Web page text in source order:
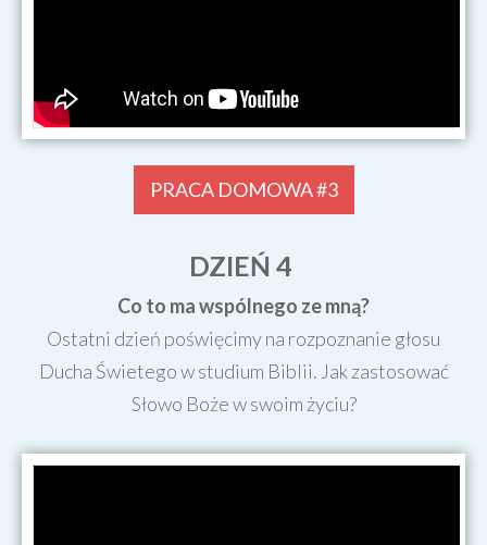
PRACA DOMOWA #3
DZIEŃ 4
Co to ma wspólnego ze mną?
Ostatni dzień poświęcimy na rozpoznanie głosu
Ducha Świetego w studium Biblii. Jak zastosować
Słowo Boże w swoim życiu?